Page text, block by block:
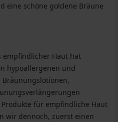
eine schöne goldene Bräune
empfindlicher Haut hat
hypoallergenen und
für empfindliche Haut
wir dennoch, zuerst einen